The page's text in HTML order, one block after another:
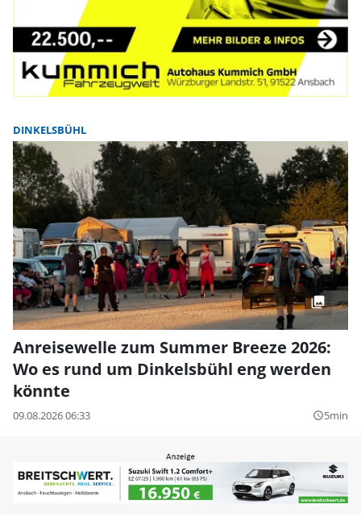
DINKELSBÜHL
Anreisewelle zum Summer Breeze 2026:
Wo es rund um Dinkelsbühl eng werden
könnte
09.08.2026 06:33 query_builder5min